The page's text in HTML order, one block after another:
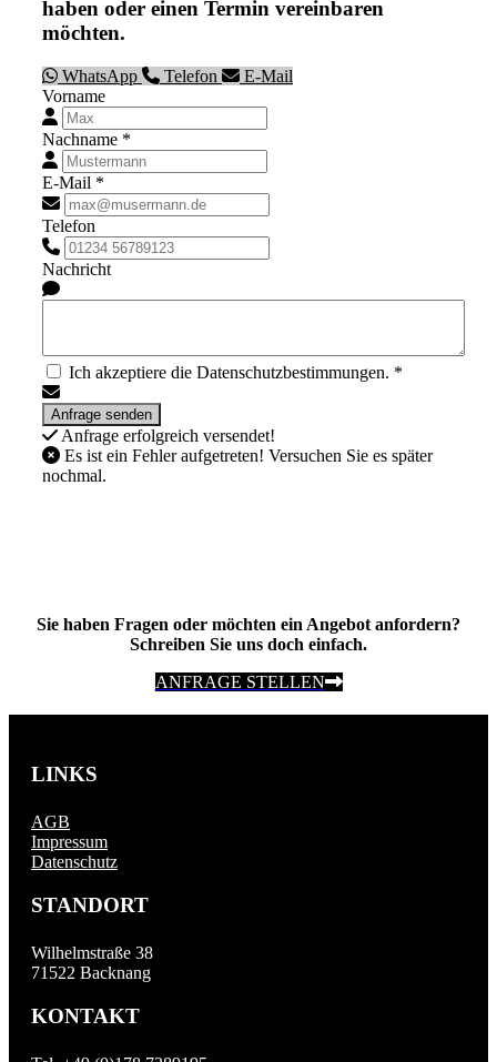
haben oder einen Termin vereinbaren
möchten.
WhatsApp Telefon
E-Mail
Vorname
Nachname *
E-Mail *
Telefon
Nachricht
Ich akzeptiere die Datenschutzbestimmungen. *
Anfrage erfolgreich versendet!
Es ist ein Fehler aufgetreten! Versuchen Sie es später
nochmal.
Sie haben Fragen oder möchten ein Angebot anfordern?
Schreiben Sie uns doch einfach.
ANFRAGE STELLEN
LINKS
AGB
Impressum
Datenschutz
STANDORT
Wilhelmstraße 38
71522 Backnang
KONTAKT